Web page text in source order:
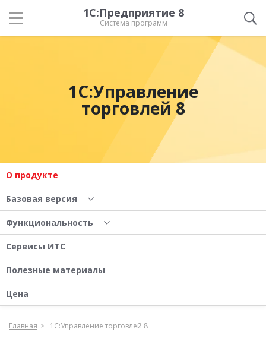
1С:Предприятие 8
Система программ
1С:Управление
торговлей 8
О продукте
Базовая версия
Функциональность
Сервисы ИТС
Полезные материалы
Цена
Главная 1С:Управление торговлей 8